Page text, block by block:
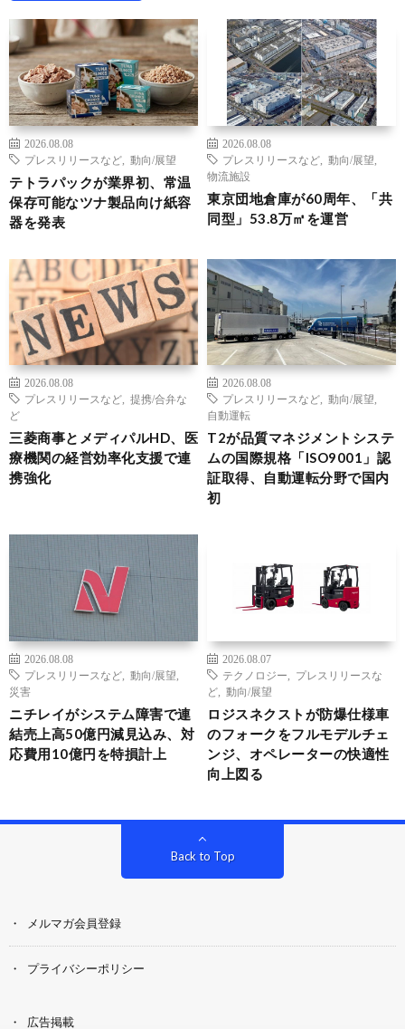
2026.08.08
プレスリリースなど
動向/展望
テトラパックが業界初、常温
保存可能なツナ製品向け紙容
器を発表
2026.08.08
プレスリリースなど
動向/展望
物流施設
東京団地倉庫が60周年、「共
同型」53.8万㎡を運営
2026.08.08
プレスリリースなど
提携/合弁な
ど
三菱商事とメディパルHD、医
療機関の経営効率化支援で連
携強化
2026.08.08
プレスリリースなど
動向/展望
自動運転
T2が品質マネジメントシステ
ムの国際規格「ISO9001」認
証取得、自動運転分野で国内
初
2026.08.08
プレスリリースなど
動向/展望
災害
ニチレイがシステム障害で連
結売上高50億円減見込み、対
応費用10億円を特損計上
2026.08.07
テクノロジー
プレスリリースな
ど
動向/展望
ロジスネクストが防爆仕様車
のフォークをフルモデルチェ
ンジ、オペレーターの快適性
向上図る
Back to Top
メルマガ会員登録
プライバシーポリシー
広告掲載